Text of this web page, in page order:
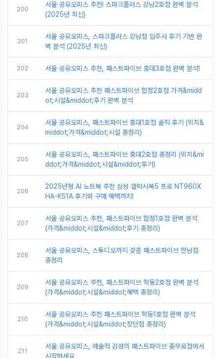
200
서울 공유오피스 추천! 스파크플러스 강남2호점 완벽 분석
(2025년 최신)
201
서울 공유오피스, 스파크플러스 강남점 입주사 후기 기반 완
벽 분석 (2025년 최신)
202 서울 공유오피스 추천, 패스트파이브 홍대3호점 완벽 분석!
203
서울 공유오피스 추천 패스트파이브 합정2호점 가격&midd
ot;시설&middot;후기 완벽 분석
204
서울 공유오피스, 패스트파이브 홍대1호점 솔직 후기 (위치&
middot;가격&middot;시설 총정리)
205
서울 공유오피스, 패스트파이브 홍대2호점 총정리 (위치&mi
ddot;가격&middot;시설&middot;후기)
206
2025년형 AI 노트북 추천 삼성 갤럭시북5 프로 NT960X
HA-K51A 후기와 구매 혜택까지!
207
서울 공유오피스 추천, 패스트파이브 합정1호점 완벽 분석
(가격&middot;시설&middot;후기 총정리)
208
서울 공유오피스, 스튜디오까지 갖춘 패스트파이브 한남점
총정리
209
서울 공유오피스 추천, 패스트파이브 학동2호점 완벽 분석
(가격&middot;시설&middot;혜택 총정리)
210
서울 공유오피스 추천 패스트파이브 학동1호점 완벽 분석
(가격&middot;시설&middot;장단점 총정리)
211
서울 공유오피스, 예술적 감성의 패스트파이브 충무로점에서
시작하세요